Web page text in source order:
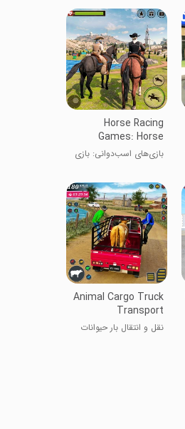
Horse Racing
Games: Horse
Game
بازی‌های اسب‌دوانی: بازی
Animal Cargo Truck
Transport
نقل و انتقال بار حیوانات